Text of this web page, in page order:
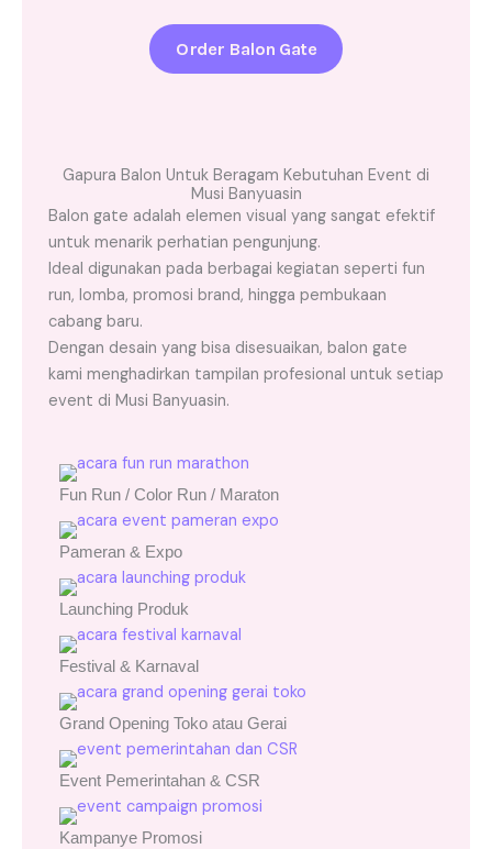
Order Balon Gate
Gapura Balon Untuk Beragam Kebutuhan Event di
Musi Banyuasin
Balon gate adalah elemen visual yang sangat efektif
untuk menarik perhatian pengunjung.
Ideal digunakan pada berbagai kegiatan seperti fun
run, lomba, promosi brand, hingga pembukaan
cabang baru.
Dengan desain yang bisa disesuaikan, balon gate
kami menghadirkan tampilan profesional untuk setiap
event di Musi Banyuasin.
Fun Run / Color Run / Maraton
Pameran & Expo
Launching Produk
Festival & Karnaval
Grand Opening Toko atau Gerai
Event Pemerintahan & CSR
Kampanye Promosi